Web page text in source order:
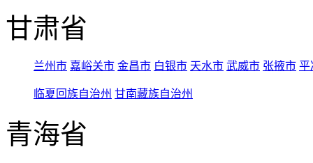
甘肃省
兰州市 嘉峪关市 金昌市 白银市 天水市 武威市 张掖市 平
临夏回族自治州 甘南藏族自治州
青海省